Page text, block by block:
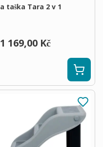
a taška Tara 2 v 1
1 169,00 Kč